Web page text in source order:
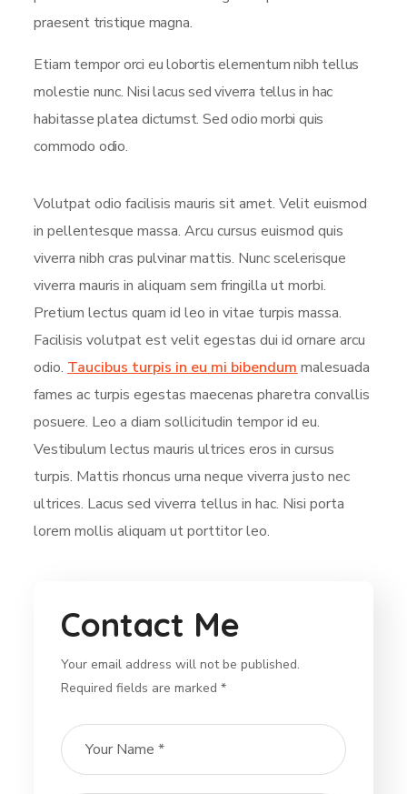
praesent tristique magna.
Etiam tempor orci eu lobortis elementum nibh tellus
molestie nunc. Nisi lacus sed viverra tellus in hac
habitasse platea dictumst. Sed odio morbi quis
commodo odio.
Volutpat odio facilisis mauris sit amet. Velit euismod
in pellentesque massa. Arcu cursus euismod quis
viverra nibh cras pulvinar mattis. Nunc scelerisque
viverra mauris in aliquam sem fringilla ut morbi.
Pretium lectus quam id leo in vitae turpis massa.
Facilisis volutpat est velit egestas dui id ornare arcu
odio. Taucibus turpis in eu mi bibendum malesuada
fames ac turpis egestas maecenas pharetra convallis
posuere. Leo a diam sollicitudin tempor id eu.
Vestibulum lectus mauris ultrices eros in cursus
turpis. Mattis rhoncus urna neque viverra justo nec
ultrices. Lacus sed viverra tellus in hac. Nisi porta
lorem mollis aliquam ut porttitor leo.
Contact Me
Your email address will not be published.
Required fields are marked *